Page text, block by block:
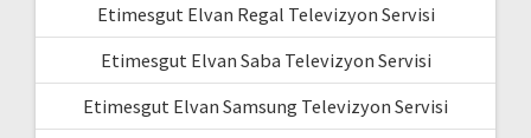
Etimesgut Elvan Regal Televizyon Servisi
Etimesgut Elvan Saba Televizyon Servisi
Etimesgut Elvan Samsung Televizyon Servisi